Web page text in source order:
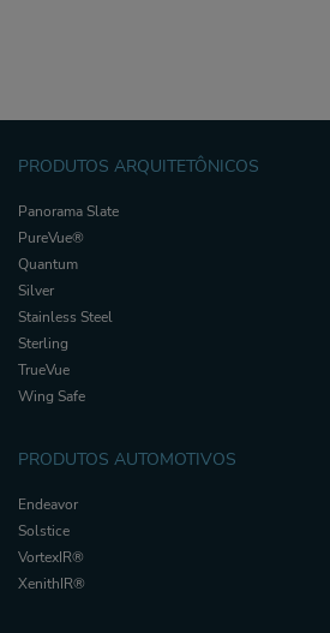
PRODUTOS ARQUITETÔNICOS
Panorama Slate
PureVue®
Quantum
Silver
Stainless Steel
Sterling
TrueVue
Wing Safe
PRODUTOS AUTOMOTIVOS
Endeavor
Solstice
VortexIR®
XenithIR®